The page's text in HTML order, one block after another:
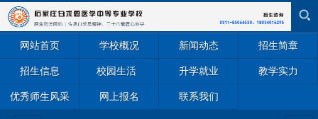
网站首页 学校概况 新闻动态 招生简章
招生信息 校园生活 升学就业 教学实力
优秀师生风采 网上报名 联系我们